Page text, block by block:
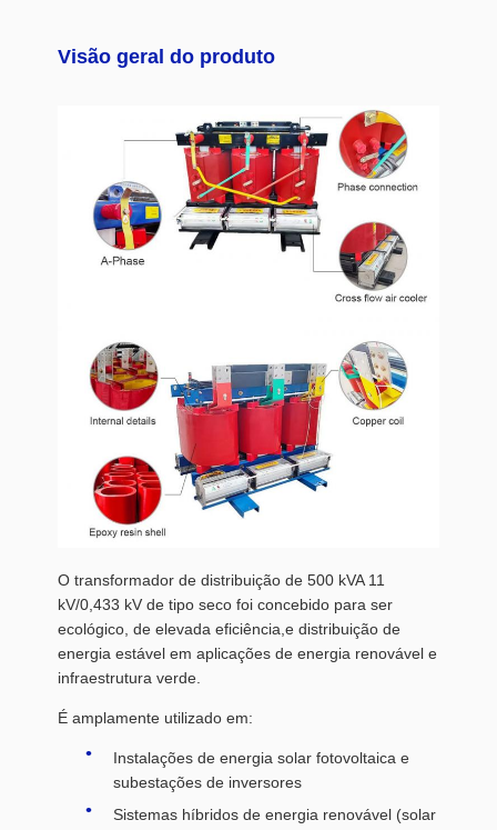
Visão geral do produto
O transformador de distribuição de 500 kVA 11
kV/0,433 kV de tipo seco foi concebido para ser
ecológico, de elevada eficiência,e distribuição de
energia estável em aplicações de energia renovável e
infraestrutura verde.
É amplamente utilizado em:
Instalações de energia solar fotovoltaica e
subestações de inversores
Sistemas híbridos de energia renovável (solar